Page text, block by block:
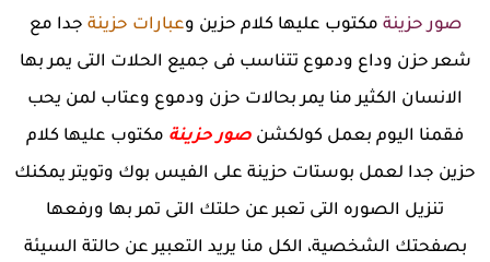
صور حزينة مكتوب عليها كلام حزين وعبارات حزينة جدا مع
شعر حزن وداع ودموع تتناسب فى جميع الحلات التى يمر بها
الانسان الكثير منا يمر بحالات حزن ودموع وعتاب لمن يحب
فقمنا اليوم بعمل كولكشن صور حزينة مكتوب عليها كلام
حزين جدا لعمل بوستات حزينة على الفيس بوك وتويتر يمكنك
تنزيل الصوره التى تعبر عن حلتك التى تمر بها ورفعها
بصفحتك الشخصية، الكل منا يريد التعبير عن حالتة السيئة